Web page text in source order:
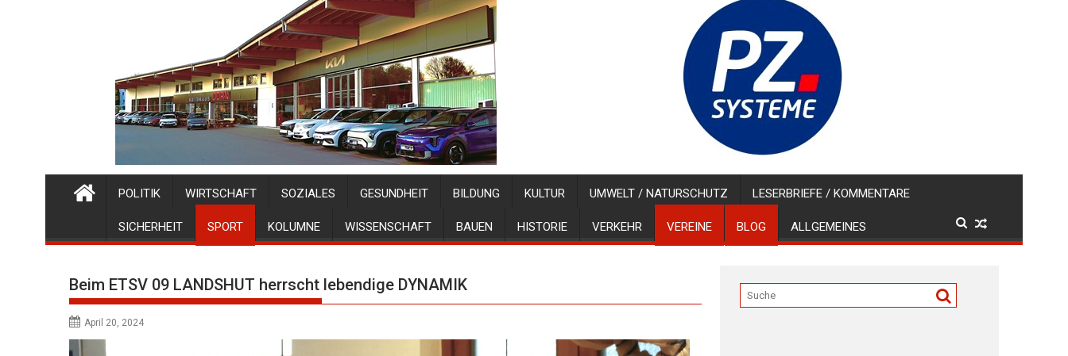
POLITIK WIRTSCHAFT SOZIALES GESUNDHEIT BILDUNG KULTUR UMWELT / NATURSCHUTZ LESERBRIEFE / KOMMENTARE
SICHERHEIT SPORT KOLUMNE WISSENSCHAFT BAUEN HISTORIE VERKEHR VEREINE BLOG ALLGEMEINES
Beim ETSV 09 LANDSHUT herrscht lebendige DYNAMIK
April 20, 2024